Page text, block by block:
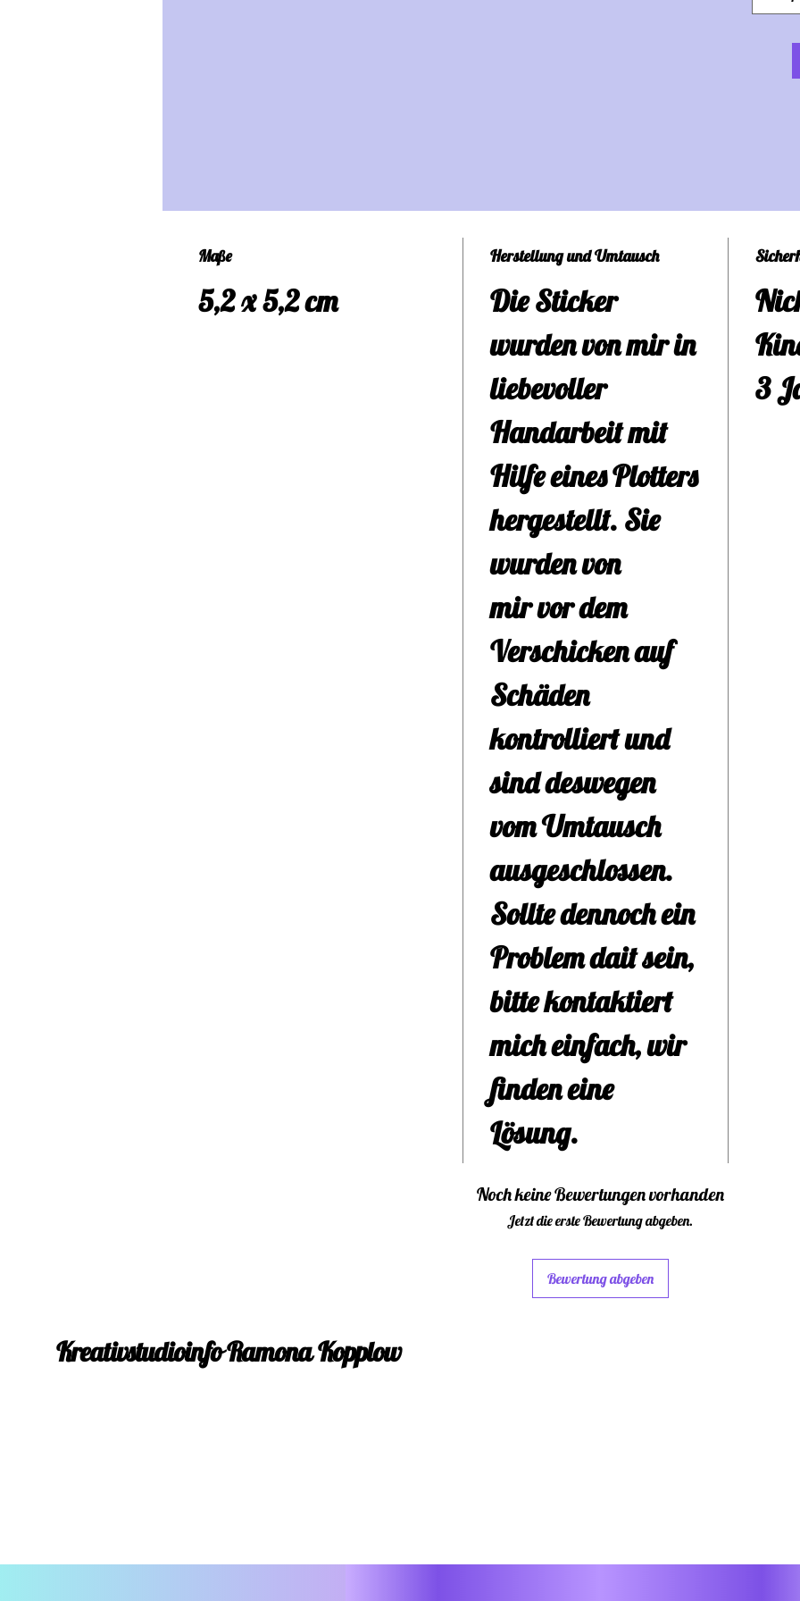
für
von
Maße
5,2 x 5,2 cm
Herstellung und Umtausch
Die Sticker
wurden von mir in
liebevoller
Handarbeit mit
Hilfe eines Plotters
hergestellt. Sie
wurden von
mir vor dem
Verschicken auf
Schäden
kontrolliert und
sind deswegen
vom Umtausch
ausgeschlossen.
Sollte dennoch ein
Problem dait sein,
bitte kontaktiert
mich einfach, wir
finden eine
Lösung.
3
Noch keine Bewertungen vorhanden
Jetzt die erste Bewertung abgeben.
Bewertung abgeben
Kreativstudioinfo Ramona Kopplow